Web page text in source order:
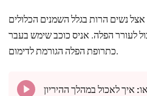
אצל נשים הרות בגלל השמנים הכלולים
לעורר הפלה. אניס כוכב שימש בעבר
כתרופת הפלה הגורמת לדימום.
איך לאכול במהלך ההיריון